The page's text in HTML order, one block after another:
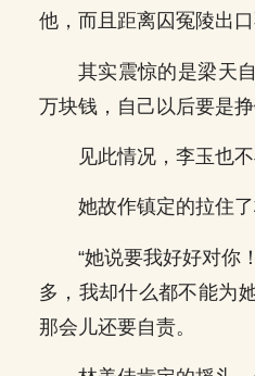
他，而且距离囚冤陵出
其实震惊的是梁天
万块钱，自己以后要是
见此情况，李玉也
她故作镇定的拉住
“她说要我好好对你
多，我却什么都不能为
那会儿还要自责。